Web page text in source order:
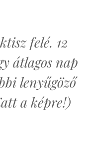
felé. 12
átlagos nap
lenyűgöző
a képre!)